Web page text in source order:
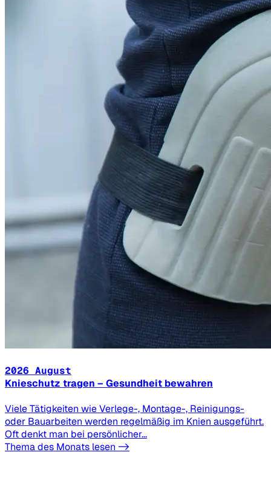
2026 August
Knieschutz tragen – Gesundheit bewahren
Viele Tätigkeiten wie Verlege-, Montage-, Reinigungs-
oder Bauarbeiten werden regelmäßig im Knien ausgeführt.
Oft denkt man bei persönlicher...
Thema des Monats lesen ->